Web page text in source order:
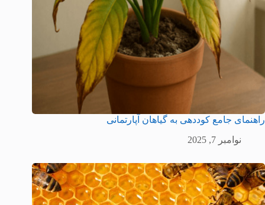
راهنمای جامع کوددهی به گیاهان آپارتمانی
نوامبر 7, 2025